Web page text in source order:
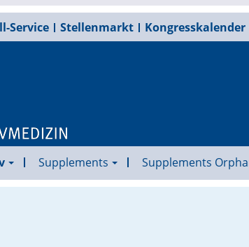
Service Stellenmarkt Kongresskalender
Supplements Supplements